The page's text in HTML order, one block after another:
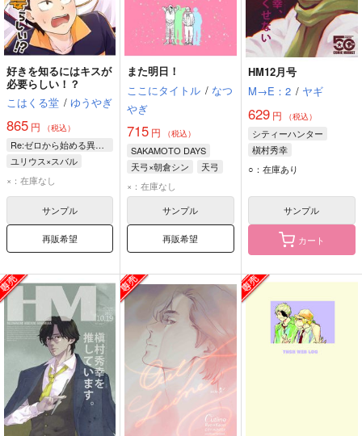
好きを知るにはキスが
必要らしい！？
こはくる堂 / ゆうやぎ
865 円 （税込）
Re:ゼロから始める異世界生活
ユリウス×スバル
ナツキ・スバル
ユリウス・ユークリウス
×：在庫なし
サンプル
再販希望
また明日！
ここにタイトル / なつ
やぎ
715 円 （税込）
SAKAMOTO DAYS
天弓×朝倉シン
天弓
朝倉シン
×：在庫なし
サンプル
再販希望
HM12月号
M→E：2 / ヤギ
629円 （税込）
シティーハンター
槇村秀幸
○：在庫あり
サンプル
カート